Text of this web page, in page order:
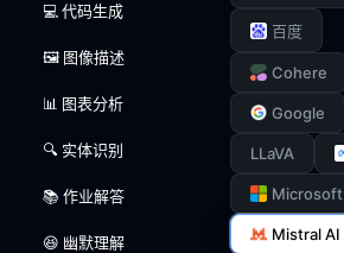
💻 代码生成
🖼️ 图像描述
📊 图表分析
🔍 实体识别
📚 作业解答
😆 幽默理解
百度
Cohere
Google
LLaVA
Microsoft
Mistral AI